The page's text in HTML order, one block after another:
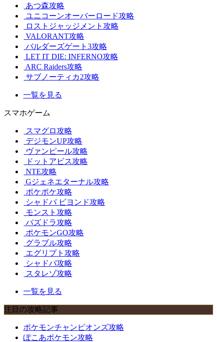
あつ森攻略
ユニコーンオーバーロード攻略
ロストジャッジメント攻略
VALORANT攻略
バルダーズゲート3攻略
LET IT DIE: INFERNO攻略
ARC Raiders攻略
サブノーティカ2攻略
一覧を見る
スマホゲーム
スマグロ攻略
デジモンUP攻略
ヴァンピール攻略
ドットアビス攻略
NTE攻略
Gジェネエターナル攻略
ポケポケ攻略
シャドバ ビヨンド攻略
モンスト攻略
パズドラ攻略
ポケモンGO攻略
グラブル攻略
エグリプト攻略
シャドバ攻略
スタレゾ攻略
一覧を見る
注目の攻略記事
ポケモンチャンピオンズ攻略
ぽこあポケモン攻略